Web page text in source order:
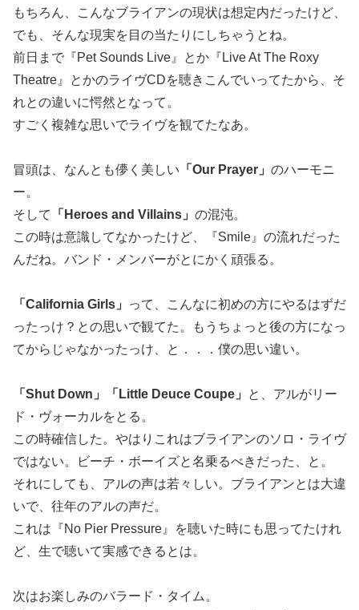
もちろん、こんなブライアンの現状は想定内だったけど、
でも、そんな現実を目の当たりにしちゃうとね。
前日まで『Pet Sounds Live』とか『Live At The Roxy
Theatre』とかのライヴCDを聴きこんでいってたから、そ
れとの違いに愕然となって。
すごく複雑な思いでライヴを観てたなあ。
冒頭は、なんとも儚く美しい 「Our Prayer」 のハーモニ
ー。
そして
「Heroes and Villains」 の混沌。
この時は意識してなかったけど、『Smile』の流れだった
んだね。バンド・メンバーがとにかく頑張る。
「California Girls」
って、こんなに初めの方にやるはずだ
ったっけ？との思いで観てた。もうちょっと後の方になっ
てからじゃなかったっけ、と．．．僕の思い違い。
「Shut Down」「Little Deuce Coupe」
と、アルがリー
ド・ヴォーカルをとる。
この時確信した。やはりこれはブライアンのソロ・ライヴ
ではない。ビーチ・ボーイズと名乗るべきだった、と。
それにしても、アルの声は若々しい。ブライアンとは大違
いで、往年のアルの声だ。
これは『No Pier Pressure』を聴いた時にも思ってたけれ
ど、生で聴いて実感できるとは。
次はお楽しみのバラード・タイム。